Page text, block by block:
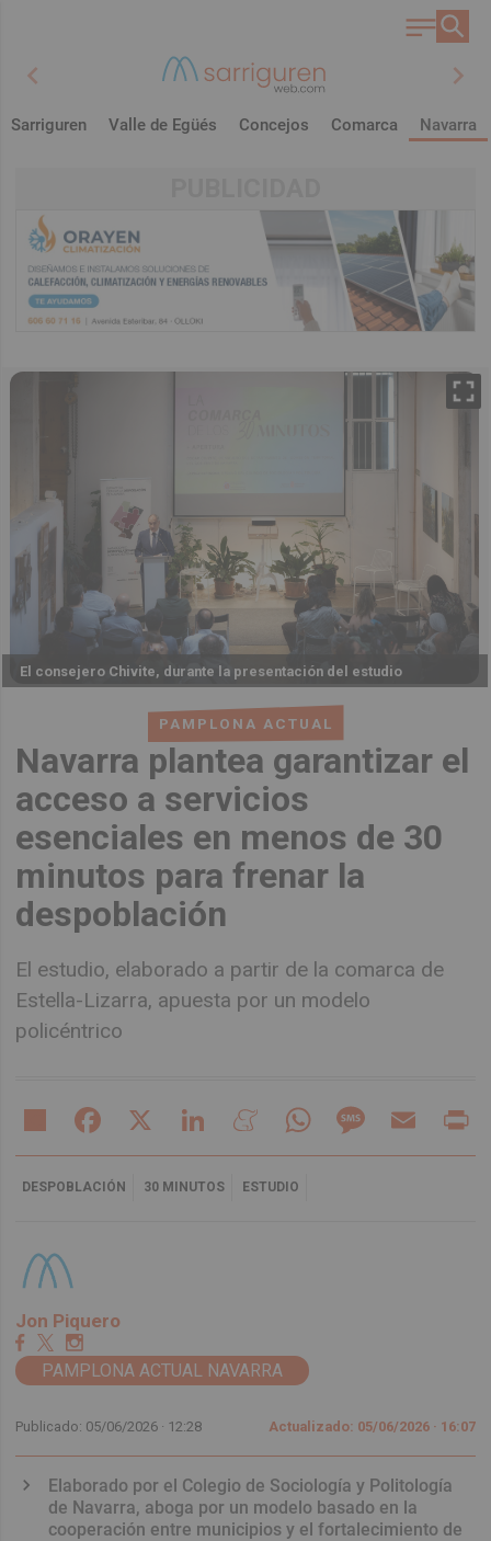
chevron_left chevron_right
Sarriguren Valle de Egüés Concejos Comarca Navarra
PAMPLONA ACTUAL
Navarra plantea garantizar el
acceso a servicios
esenciales en menos de 30
minutos para frenar la
despoblación
El estudio, elaborado a partir de la comarca de
Estella-Lizarra, apuesta por un modelo
policéntrico
El consejero Chivite, durante la presentación del estudio
Share Facebook LinkedIn MeneameWhatsAppMessageEmail
DESPOBLACIÓN 30 MINUTOS ESTUDIO
Jon Piquero
PAMPLONA ACTUAL NAVARRA
Publicado: 05/06/2026 · 12:28 Actualizado: 05/06/2026 · 16:07
Elaborado por el Colegio de Sociología y Politología
de Navarra, aboga por un modelo basado en la
cooperación entre municipios y el fortalecimiento de